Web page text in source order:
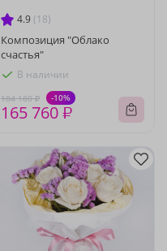
4.9 (18)
Композиция "Облако
счастья"
В наличии
184 180 ₽ -10%
165 760 ₽